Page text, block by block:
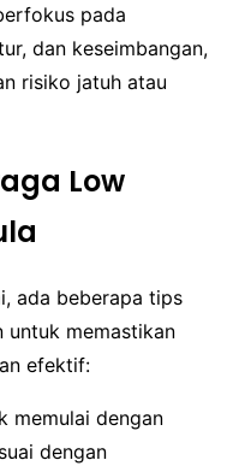
pada
dan keseimbangan,
risiko jatuh atau
Low
ada beberapa tips
untuk memastikan
efektif:
memulai dengan
dengan